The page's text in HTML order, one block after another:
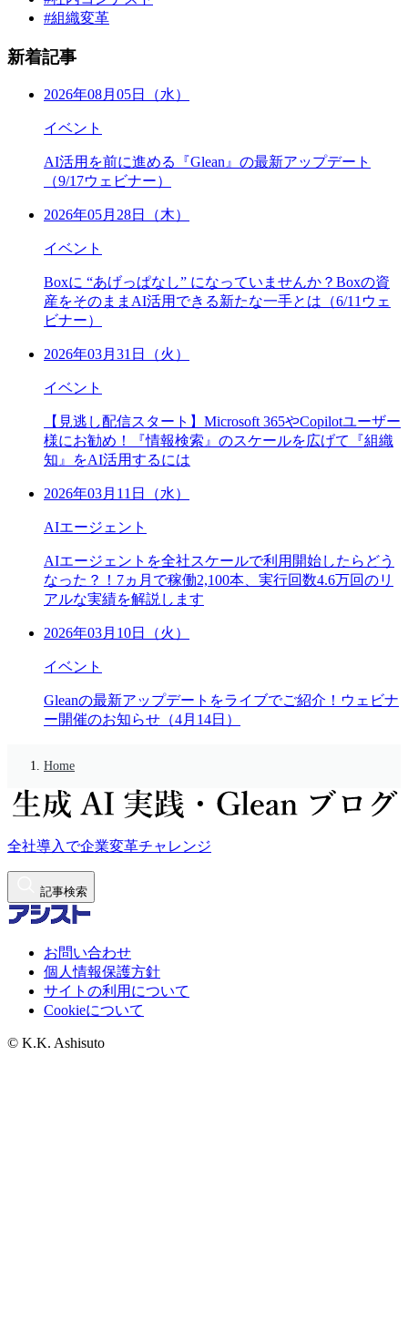
#組織変革
新着記事
2026年08月05日（水）
イベント
AI活用を前に進める『Glean』の最新アップデート
（9/17ウェビナー）
2026年05月28日（木）
イベント
Boxに “あげっぱなし” になっていませんか？Boxの資
産をそのままAI活用できる新たな一手とは（6/11ウェ
ビナー）
2026年03月31日（火）
イベント
【見逃し配信スタート】Microsoft 365やCopilotユーザー
様にお勧め！『情報検索』のスケールを広げて『組織
知』をAI活用するには
2026年03月11日（水）
AIエージェント
AIエージェントを全社スケールで利用開始したらどう
なった？！7ヵ月で稼働2,100本、実行回数4.6万回のリ
アルな実績を解説します
2026年03月10日（火）
イベント
Gleanの最新アップデートをライブでご紹介！ウェビナ
ー開催のお知らせ（4月14日）
Home
全社導入で企業変革チャレンジ
記事検索
お問い合わせ
個人情報保護方針
サイトの利用について
Cookieについて
© K.K. Ashisuto